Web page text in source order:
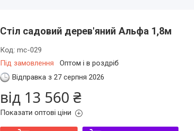
Стіл садовий дерев'яний Альфа 1,8м
Під замовлення Оптом і в роздріб
Код: mc-029
Відправка з 27 серпня 2026
від 13 560 ₴
Показати оптові ціни